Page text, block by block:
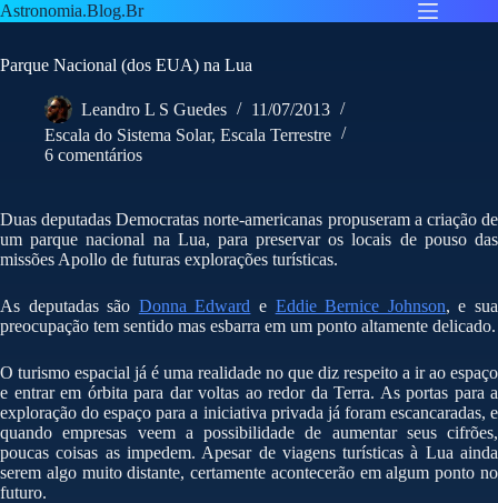
Pular
para
conteúdo
Astronomia.Blog.Br
Parque Nacional (dos EUA) na Lua
Leandro L S Guedes
11/07/2013
Escala do Sistema Solar, Escala Terrestre
6 comentários
Duas deputadas Democratas norte-americanas propuseram a criação de
um parque nacional na Lua, para preservar os locais de pouso das
missões Apollo de futuras explorações turísticas.
As deputadas são Donna Edward e Eddie Bernice Johnson, e sua
preocupação tem sentido mas esbarra em um ponto altamente delicado.
O turismo espacial já é uma realidade no que diz respeito a ir ao espaço
e entrar em órbita para dar voltas ao redor da Terra. As portas para a
exploração do espaço para a iniciativa privada já foram escancaradas, e
quando empresas veem a possibilidade de aumentar seus cifrões,
poucas coisas as impedem. Apesar de viagens turísticas à Lua ainda
serem algo muito distante, certamente acontecerão em algum ponto no
futuro.